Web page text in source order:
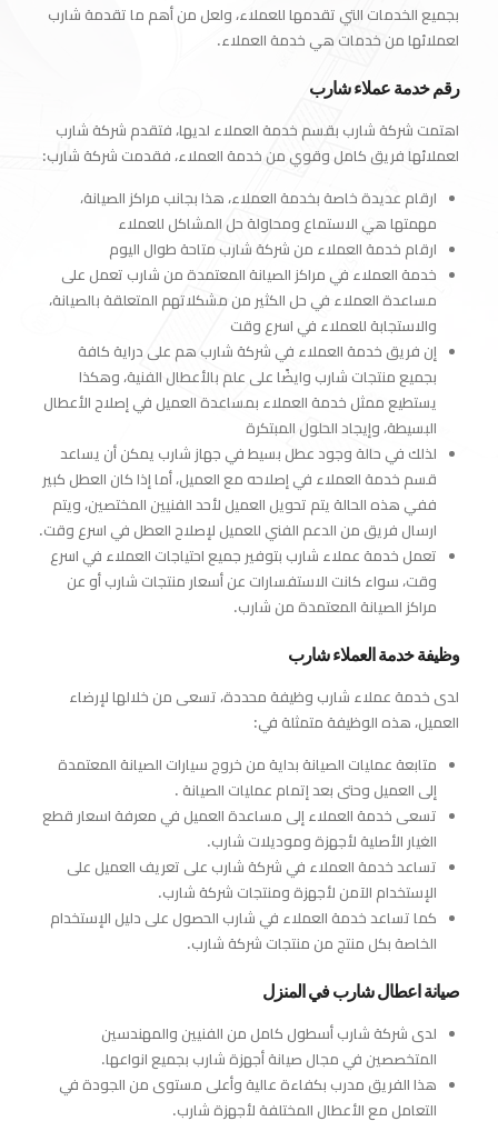
بجميع الخدمات التي تقدمها للعملاء، ولعل من أهم ما تقدمة شارب
لعملائها من خدمات هي خدمة العملاء.
رقم خدمة عملاء شارب
اهتمت شركة شارب بقسم خدمة العملاء لديها، فتقدم شركة شارب
لعملائها فريق كامل وقوي من خدمة العملاء، فقدمت شركة شارب:
ارقام عديدة خاصة بخدمة العملاء، هذا بجانب مراكز الصيانة،
مهمتها هي الاستماع ومحاولة حل المشاكل للعملاء
ارقام خدمة العملاء من شركة شارب متاحة طوال اليوم
خدمة العملاء في مراكز الصيانة المعتمدة من شارب تعمل على
مساعدة العملاء في حل الكثير من مشكلاتهم المتعلقة بالصيانة،
والاستجابة للعملاء في اسرع وقت
إن فريق خدمة العملاء في شركة شارب هم على دراية كافة
بجميع منتجات شارب وايضًا على علم بالأعطال الفنية، وهكذا
يستطيع ممثل خدمة العملاء بمساعدة العميل في إصلاح الأعطال
البسيطة، وإيجاد الحلول المبتكرة
لذلك في حالة وجود عطل بسيط في جهاز شارب يمكن أن يساعد
قسم خدمة العملاء في إصلاحه مع العميل، أما إذا كان العطل كبير
ففي هذه الحالة يتم تحويل العميل لأحد الفنيين المختصين، ويتم
ارسال فريق من الدعم الفني للعميل لإصلاح العطل في اسرع وقت.
تعمل خدمة عملاء شارب بتوفير جميع احتياجات العملاء في اسرع
وقت، سواء كانت الاستفسارات عن أسعار منتجات شارب أو عن
مراكز الصيانة المعتمدة من شارب.
وظيفة خدمة العملاء شارب
لدى خدمة عملاء شارب وظيفة محددة، تسعى من خلالها لإرضاء
العميل، هذه الوظيفة متمثلة في:
متابعة عمليات الصيانة بداية من خروج سيارات الصيانة المعتمدة
إلى العميل وحتى بعد إتمام عمليات الصيانة .
تسعى خدمة العملاء إلى مساعدة العميل في معرفة اسعار قطع
الغيار الأصلية لأجهزة وموديلات شارب.
تساعد خدمة العملاء في شركة شارب على تعريف العميل على
الإستخدام الآمن لأجهزة ومنتجات شركة شارب.
كما تساعد خدمة العملاء في شارب الحصول على دليل الإستخدام
الخاصة بكل منتج من منتجات شركة شارب.
صيانة اعطال شارب في المنزل
لدى شركة شارب أسطول كامل من الفنيين والمهندسين
المتخصصين في مجال صيانة أجهزة شارب بجميع انواعها.
هذا الفريق مدرب بكفاءة عالية وأعلى مستوى من الجودة في
التعامل مع الأعطال المختلفة لأجهزة شارب.